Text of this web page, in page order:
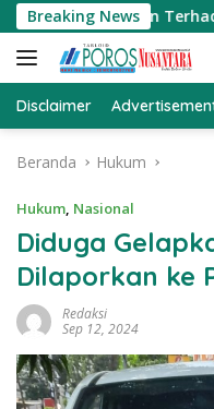
Langsung
ke
konten
Breaking News
Teguran Terhadap
Disclaimer
Beranda Hukum
Hukum, Nasional
Diduga
Dilaporkan ke
Redaksi
Sep 12, 2024